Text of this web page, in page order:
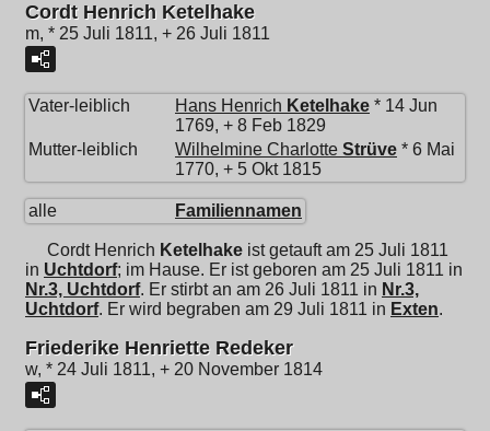
Cordt Henrich Ketelhake
m, * 25 Juli 1811, + 26 Juli 1811
Vater-leiblich Hans Henrich Ketelhake * 14 Jun
1769, + 8 Feb 1829
Mutter-leiblich
Wilhelmine Charlotte Strüve * 6 Mai
1770, + 5 Okt 1815
alle Familiennamen
Cordt Henrich Ketelhake ist getauft am 25 Juli 1811
in Uchtdorf; im Hause. Er ist geboren am 25 Juli 1811 in
Nr.3, Uchtdorf. Er stirbt an am 26 Juli 1811 in Nr.3,
Uchtdorf. Er wird begraben am 29 Juli 1811 in Exten.
Friederike Henriette Redeker
w, * 24 Juli 1811, + 20 November 1814